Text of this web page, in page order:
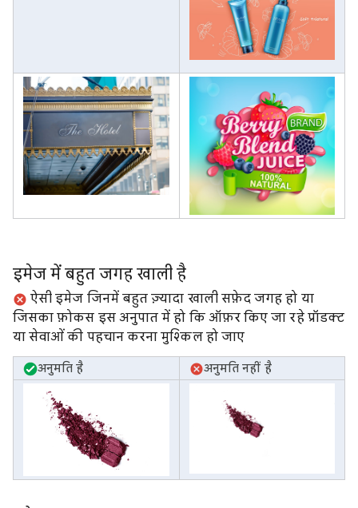
इमेज में बहुत जगह खाली है
ऐसी इमेज जिनमें बहुत ज़्यादा खाली सफ़ेद जगह हो या
जिसका फ़ोकस इस अनुपात में हो कि ऑफ़र किए जा रहे प्रॉडक्ट
या सेवाओं की पहचान करना मुश्किल हो जाए
अनुमति है अनुमति नहीं है